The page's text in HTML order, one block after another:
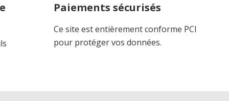
Paiements sécurisés
Ce site est entièrement conforme PCI
pour protéger vos données.